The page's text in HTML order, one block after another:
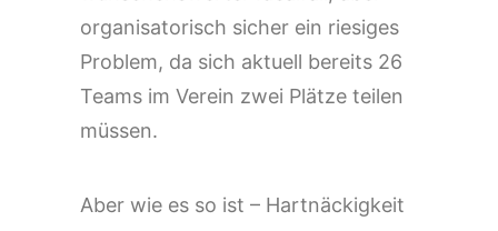
organisatorisch sicher ein riesiges
Problem, da sich aktuell bereits 26
Teams im Verein zwei Plätze teilen
müssen.
Aber wie es so ist – Hartnäckigkeit